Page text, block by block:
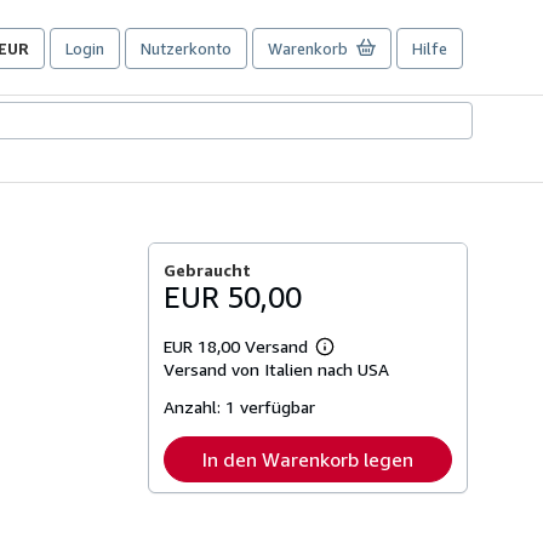
EUR
Login Nutzerkonto Warenkorb Hilfe
Gebraucht
EUR 50,00
EUR 18,00 Versand
Weitere
Informationen
Versand von Italien nach USA
Anzahl: 1 verfügbar
In den Warenkorb legen